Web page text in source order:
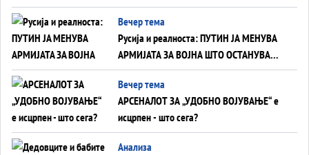
тајните на политиката на балансирање
на Вучиќ
Вечер тема
Русија и реалноста: ПУТИН ЈА МЕНУВА
АРМИЈАТА ЗА ВОЈНА ШТО ОСТАНУВА
БЕЗ ФРОНТ
Вечер тема
АРСЕНАЛОТ ЗА „УДОБНО ВОЈУВАЊЕ“ е
исцрпен - што сега?
Анализа